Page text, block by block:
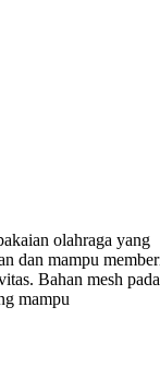
olahraga yang
dan mampu
Bahan mesh pada
mampu